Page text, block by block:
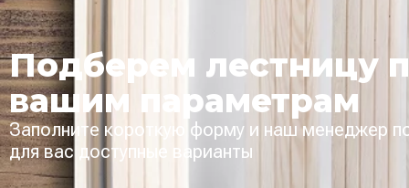
Подберем лестницу
вашим параметрам
Заполните короткую форму и наш менеджер
для вас доступные варианты